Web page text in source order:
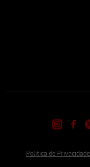
Politica de Privacidade